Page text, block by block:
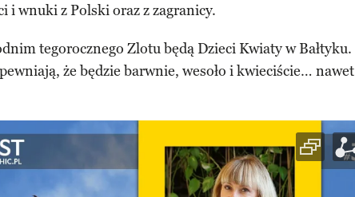
i wnuki z Polski oraz z zagranicy.
tegorocznego Zlotu będą Dzieci Kwiaty w Bałtyku.
że będzie barwnie, wesoło i kwieciście… nawet